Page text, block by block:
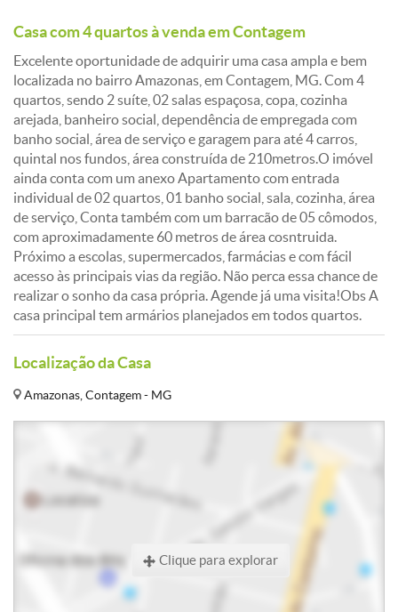
Casa com 4 quartos à venda em Contagem
Excelente oportunidade de adquirir uma casa ampla e bem
localizada no bairro Amazonas, em Contagem, MG. Com 4
quartos, sendo 2 suíte, 02 salas espaçosa, copa, cozinha
arejada, banheiro social, dependência de empregada com
banho social, área de serviço e garagem para até 4 carros,
quintal nos fundos, área construída de 210metros.O imóvel
ainda conta com um anexo Apartamento com entrada
individual de 02 quartos, 01 banho social, sala, cozinha, área
de serviço, Conta também com um barracão de 05 cômodos,
com aproximadamente 60 metros de área cosntruida.
Próximo a escolas, supermercados, farmácias e com fácil
acesso às principais vias da região. Não perca essa chance de
realizar o sonho da casa própria. Agende já uma visita!Obs A
casa principal tem armários planejados em todos quartos.
Localização da Casa
Amazonas, Contagem - MG
Clique para explorar